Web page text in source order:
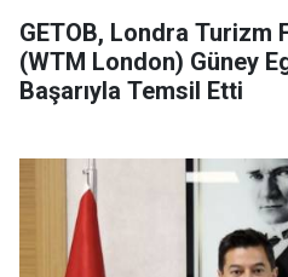
GETOB, Londra Turizm
(WTM London) Güney
Başarıyla Temsil Etti